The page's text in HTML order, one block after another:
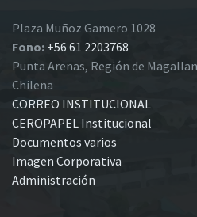
Plaza Muñoz Gamero 1028
Fono: +56 61 2203768
Punta Arenas, Región de
Chilena
CORREO INSTITUCIONAL
CEROPAPEL Institucional
Documentos varios
Imagen Corporativa
Administración